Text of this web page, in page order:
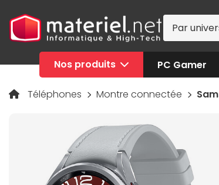
Par
Nos produits PC Gamer
Téléphones Montre connectée